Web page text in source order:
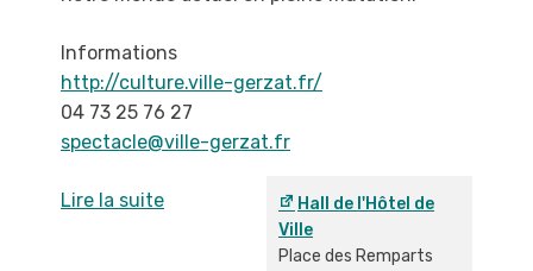
Informations
http://culture.ville-gerzat.fr/
04 73 25 76 27
spectacle@ville-gerzat.fr
Hall de l'Hôtel de
Ville
Place des Remparts
Lire la suite